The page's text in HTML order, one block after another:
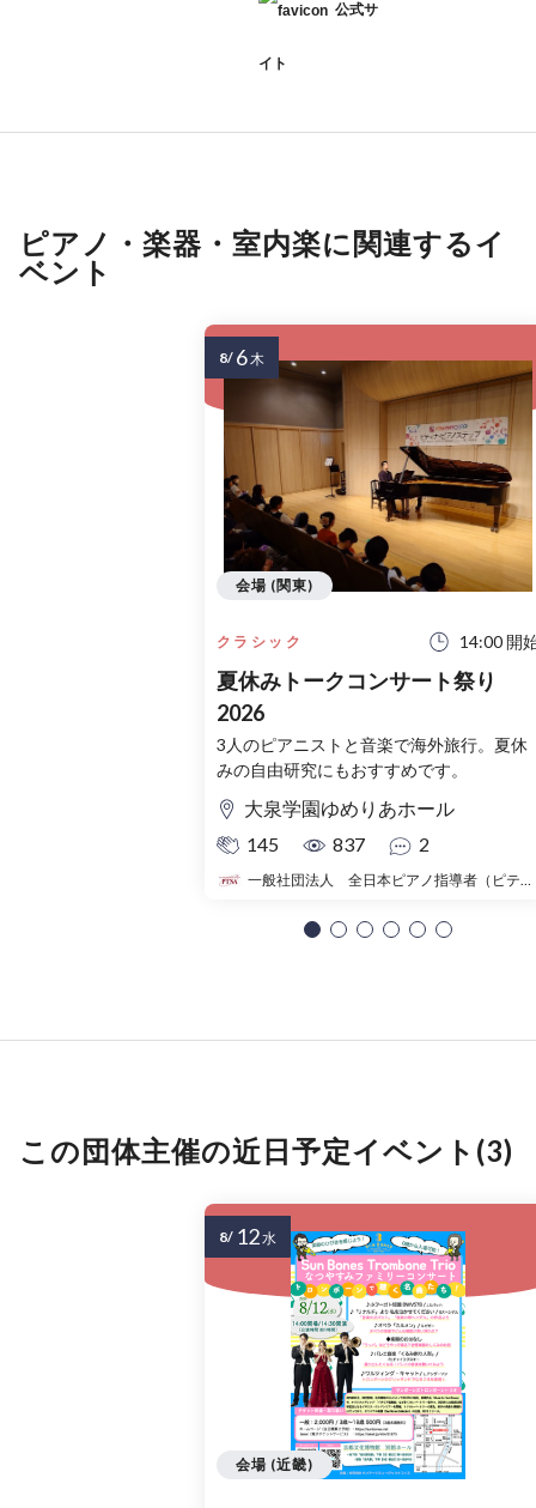
公式サ
イト
ピアノ・楽器・室内楽に関連するイ
ベント
クラシック 14:00 開
夏休みトークコンサート祭り
2026
3人のピアニストと音楽で海外旅行。夏休
みの自由研究にもおすすめです。
大泉学園ゆめりあホール
145
837 2
一般社団法人 全日本ピアノ指導者（ピティナ）
会場 (関東)
8/ 6木
この団体主催の近日予定イベント(3)
会場 (近畿)
8/ 12水